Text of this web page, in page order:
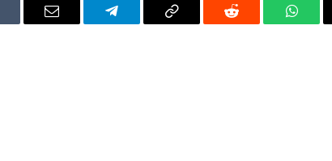
Email Telegram Copy
Reddit